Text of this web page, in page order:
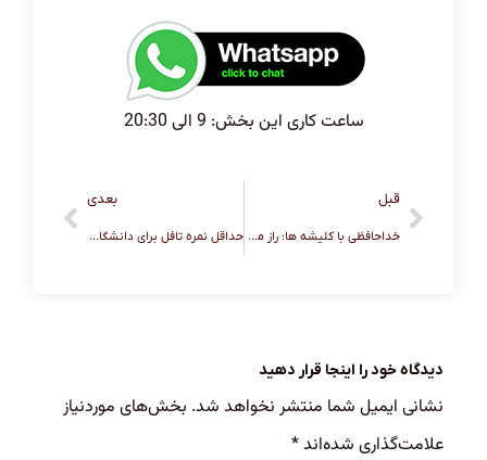
ساعت کاری این بخش: 9 الی 20:30
قبل
خداحافظی با کلیشه ها: راز موفقیت در رایتینگ آیلتس ۲۰۲۶
بعدی
حداقل نمره تافل برای دانشگاه‌های برتر دنیا چقدر است؟ (آمریکا، کانادا و اروپا)
دیدگاه خود را اینجا قرار دهید
نشانی ایمیل شما منتشر نخواهد شد. بخش‌های موردنیاز
علامت‌گذاری شده‌اند*